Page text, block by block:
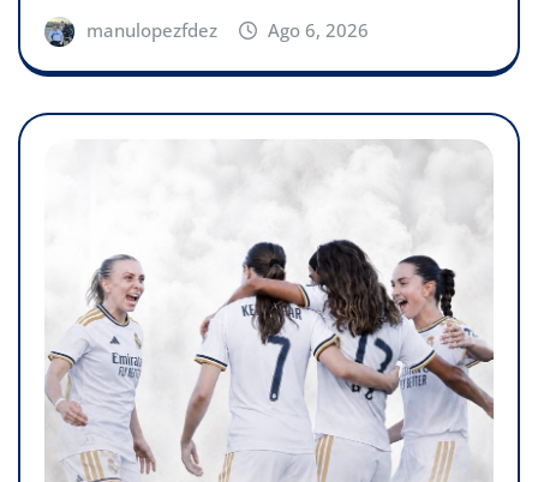
manulopezfdez Ago 6, 2026